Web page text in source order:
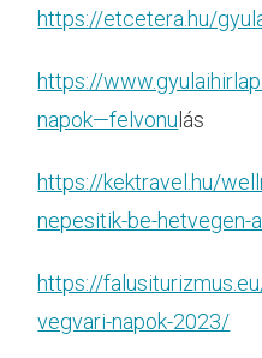
https://etcetera.hu/
https://
napok—felvonu lás
https://kektravel.hu/
nepesitik-be-hetvegen-
https://
vegvari-napok-2023/